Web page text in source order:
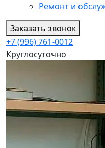
Ремонт и
Заказать звонок
+7 (996) 761-0012
Круглосуточно